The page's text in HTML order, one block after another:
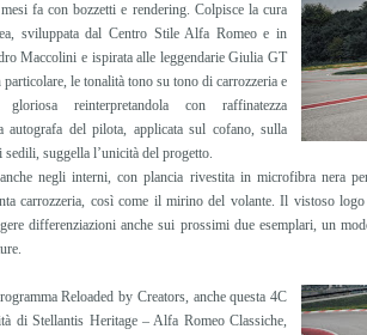
fa con bozzetti e rendering. Colpisce la cura
sviluppata dal Centro Stile Alfa Romeo e in
Maccolini e ispirata alle leggendarie Giulia GT
particolare, le tonalità tono su tono di carrozzeria e
gloriosa reinterpretandola con raffinatezza
autografa del pilota, applicata sul cofano, sulla
sedili, suggella l’unicità del progetto.
negli interni, con plancia rivestita in microfibra nera
carrozzeria, così come il mirino del volante. Il vistoso
differenziazioni anche sui prossimi due esemplari, un
Reloaded by Creators, anche questa 4C
di Stellantis Heritage – Alfa Romeo Classiche,